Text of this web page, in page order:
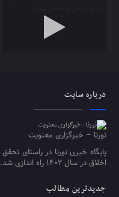
درباره سایت
نورنا – خبرگزاری معنویت
پایگاه خبری نورنا در راستای
اخلاق در سال ۱۴۰۲ راه اندازی شد.
جدیدترین مطالب